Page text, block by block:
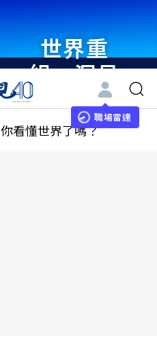
世界重
組・洞見
未來 與
世界領袖
職場雷達
你看懂世界了嗎？